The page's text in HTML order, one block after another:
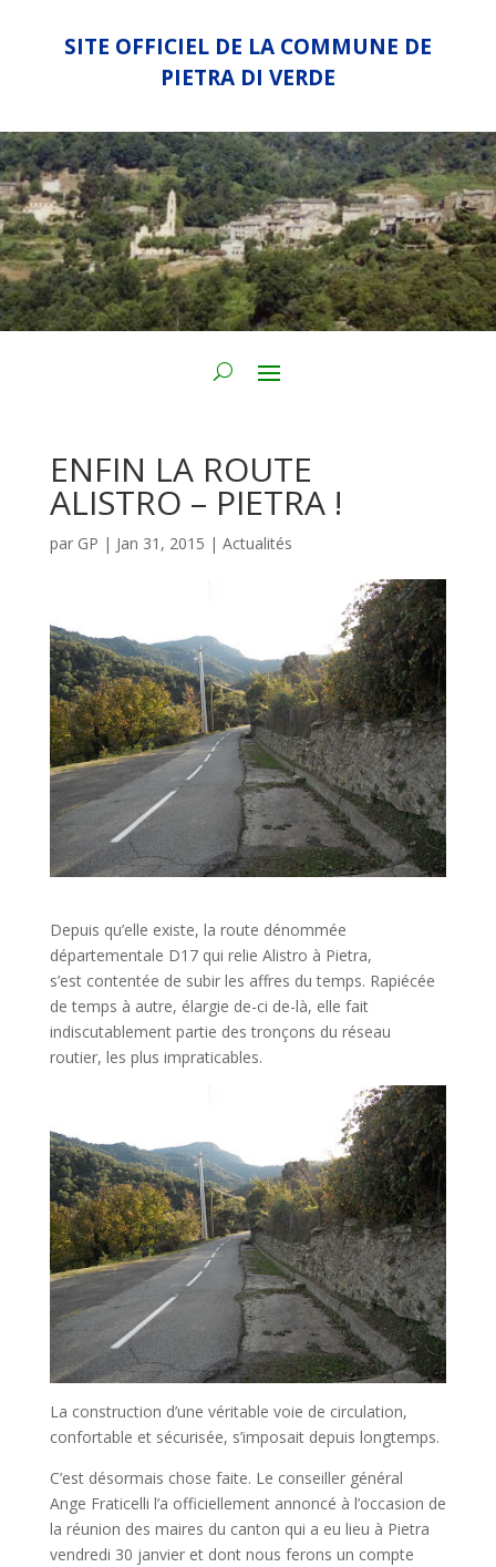
SITE OFFICIEL DE LA COMMUNE DE
PIETRA DI VERDE
ENFIN LA ROUTE
ALISTRO – PIETRA !
par GP | Jan 31, 2015 | Actualités
Depuis qu’elle existe, la route dénommée
départementale D17 qui relie Alistro à Pietra,
s’est contentée de subir les affres du temps. Rapiécée
de temps à autre, élargie de-ci de-là, elle fait
indiscutablement partie des tronçons du réseau
routier, les plus impraticables.
La construction d’une véritable voie de circulation,
confortable et sécurisée, s’imposait depuis longtemps.
C’est désormais chose faite. Le conseiller général
Ange Fraticelli l’a officiellement annoncé à l’occasion de
la réunion des maires du canton qui a eu lieu à Pietra
vendredi 30 janvier et dont nous ferons un compte